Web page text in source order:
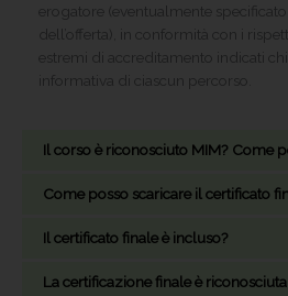
erogatore (eventualmente
dell’offerta), in conformità con i
estremi di accreditamento indicati
informativa di ciascun percorso.
Il corso è riconosciuto MIM? Come
Come posso scaricare il certificato
Il certificato finale è incluso?
La certificazione finale è